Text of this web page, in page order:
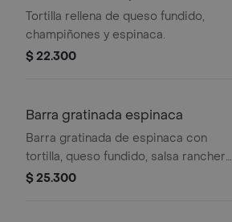
Tortilla rellena de queso fundido,
champiñones y espinaca.
$ 22.300
Barra gratinada espinaca
Barra gratinada de espinaca con
tortilla, queso fundido, salsa ranchera,
espinaca, champiñones, cebolla,
$ 25.300